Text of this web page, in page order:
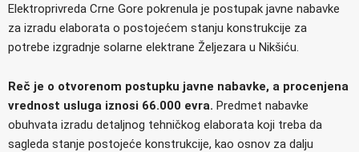
Elektroprivreda Crne Gore pokrenula je postupak javne nabavke
za izradu elaborata o postojećem stanju konstrukcije za
potrebe izgradnje solarne elektrane Željezara u Nikšiću.
Reč je o otvorenom postupku javne nabavke, a procenjena
vrednost usluga iznosi 66.000 evra. Predmet nabavke
obuhvata izradu detaljnog tehničkog elaborata koji treba da
sagleda stanje postojeće konstrukcije, kao osnov za dalju